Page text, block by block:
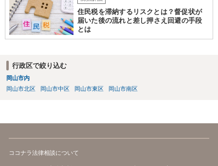
住民税を滞納するリスクとは？督促状が
届いた後の流れと差し押さえ回避の手段
とは
行政区で絞り込む
岡山市内
岡山市北区
岡山市中区 岡山市東区 岡山市南区
ココナラ法律相談について